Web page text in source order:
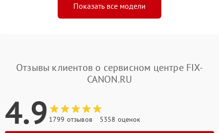
Показать все модели
Отзывы клиентов о сервисном центре FIX-
CANON.RU
4.9 1799 отзывов 5358 оценок